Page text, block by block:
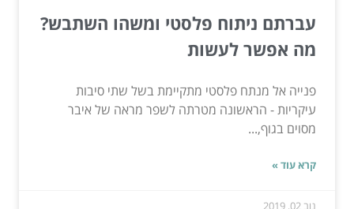
עברתם ניתוח פלסטי ומשהו השתבש?
מה אפשר לעשות
פנייה אל מנתח פלסטי מתקיימת בשל שתי סיבות
עיקריות - הראשונה מטרתה לשפר מראה של איבר
מסוים בגוף,...
קרא עוד »